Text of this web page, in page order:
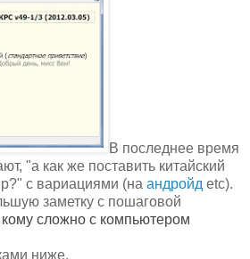
В последнее время
"а как же поставить китайский
с вариациями (на андройд etc).
заметку с пошаговой
кому сложно с компьютером
ниже.